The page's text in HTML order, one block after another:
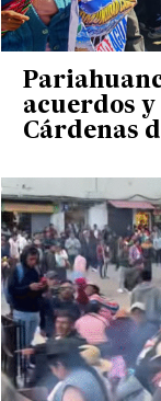
acuerdos
Cárdenas